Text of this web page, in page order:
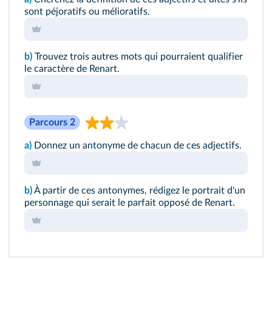
sont péjoratifs ou mélioratifs.
b) Trouvez trois autres mots qui pourraient qualifier
le caractère de Renart.
Parcours 2
a) Donnez un antonyme de chacun de ces adjectifs.
b)À partir de ces antonymes, rédigez le portrait d'un
personnage qui serait le parfait opposé de Renart.